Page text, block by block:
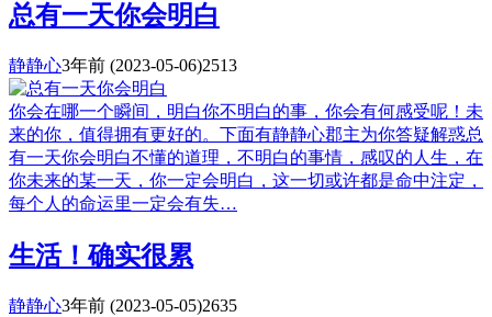
总有一天你会明白
静静心3年前 (2023-05-06)2513
你会在哪一个瞬间，明白你不明白的事，你会有何感受呢！未
来的你，值得拥有更好的。下面有静静心郡主为你答疑解惑总
有一天你会明白不懂的道理，不明白的事情，感叹的人生，在
你未来的某一天，你一定会明白，这一切或许都是命中注定，
每个人的命运里一定会有失…
生活！确实很累
静静心3年前 (2023-05-05)2635